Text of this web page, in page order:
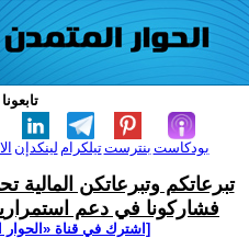
لينكدإن تيلكرامبنترست بودكاست
تبرعاتكم وتبرعاتكن المالية
فشاركونا في دعم
[اشترك في قناة ‫«الحوار